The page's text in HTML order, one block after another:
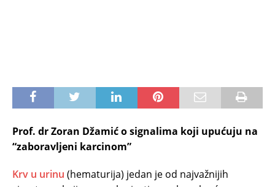
Prof. dr Zoran Džamić o signalima koji upućuju na
“zaboravljeni karcinom”
Krv u urinu (hematurija) jedan je od najvažnijih